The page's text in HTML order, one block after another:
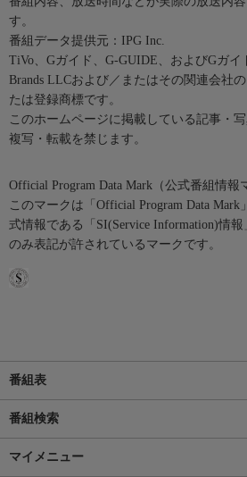
す。
番組データ提供元：IPG Inc.
TiVo、Gガイド、G-GUIDE、およびGガイ
Brands LLCおよび／またはその関連会社
たは登録商標です。
このホームページに掲載している記事・
複写・転載を禁じます。
Official Program Data Mark（公式番組情報
このマークは「Official Program Data
式情報である「SI(Service Information)情
のみ表記が許されているマークです。
番組表
番組検索
マイメニュー